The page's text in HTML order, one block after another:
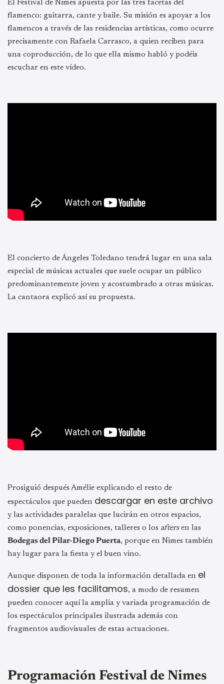
El Festival de Nimes apuesta por las tres facetas del
flamenco: guitarra, cante y baile. Su misión es apoyar a los
flamencos a través de las residencias artísticas, como ocurre
precisamente con Rafaela Carrasco, a quien reciben para
una coproducción, de lo que ella mismo habló y podéis
escuchar en este vídeo.
El concierto de Ángeles Toledano tendrá lugar en una sala
especial de músicas actuales que suele ocupar un público
predominantemente joven y acostumbrado a otras músicas.
La cantaora explicó así su propuesta.
Prosiguió después Amélie explicando el resto de
espectáculos que pueden descargar en este archivo
y las actividades paralelas que lucirán en otros espacios,
como ponencias, exposiciones, talleres o los aftersen las
Bodegas del Pilar-Diego Puerta, porque en Nimes también
hay lugar para la fiesta y el buen vino.
Aunque disponen de toda la información detallada en el
dossier que les facilitamos, a modo de resumen
pueden conocer aquí la amplia y variada programación de
los espectáculos principales ilustrada además con
fragmentos audiovisuales de estas actuaciones.
Programación Festival de Nimes